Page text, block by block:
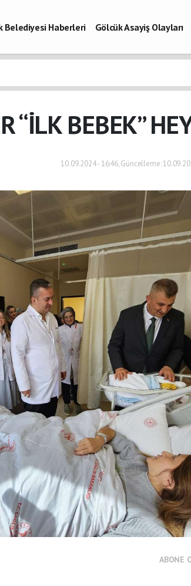
Belediyesi Haberleri Gölcük Asayiş Olayları
“İLK BEBEK”
10.09.2024 - 16:46, Güncelleme:
ABONE